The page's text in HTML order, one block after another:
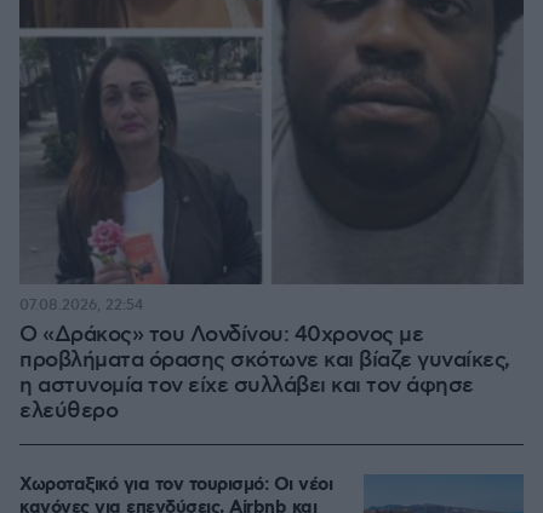
Ο «Δράκος» του Λονδίνου: 40χρονος με
προβλήματα όρασης σκότωνε και βίαζε γυναίκες,
η αστυνομία τον είχε συλλάβει και τον άφησε
ελεύθερο
07.08.2026, 22:54
Χωροταξικό για τον τουρισμό: Οι νέοι
κανόνες για επενδύσεις, Airbnb και